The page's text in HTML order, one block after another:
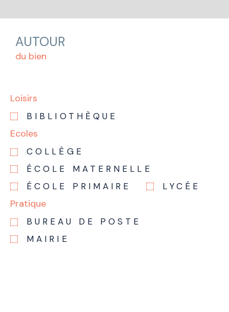
AUTOUR
du bien
Loisirs
BIBLIOTHÈQUE
Ecoles
COLLÈGE
ÉCOLE MATERNELLE
ÉCOLE PRIMAIRE
LYCÉE
Pratique
BUREAU DE POSTE
MAIRIE